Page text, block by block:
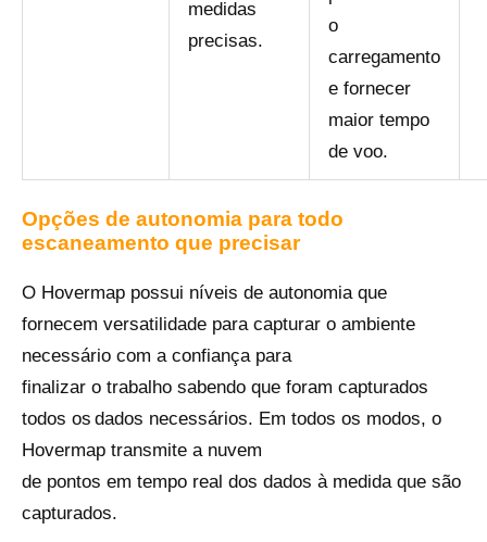
medidas
precisas.
o
carregamento
e fornecer
maior tempo
de voo.
Opções de autonomia para todo
escaneamento que precisar
O Hovermap possui níveis de autonomia que
fornecem versatilidade para capturar o ambiente
necessário com a confiança para
finalizar o trabalho sabendo que foram capturados
todos os dados necessários. Em todos os modos, o
Hovermap transmite a nuvem
de pontos em tempo real dos dados à medida que são
capturados.